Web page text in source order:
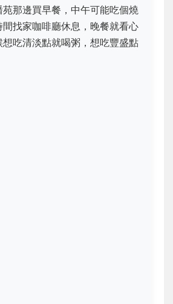
那邊買早餐，中午可能吃個燒
找家咖啡廳休息，晚餐就看心
吃清淡點就喝粥，想吃豐盛點